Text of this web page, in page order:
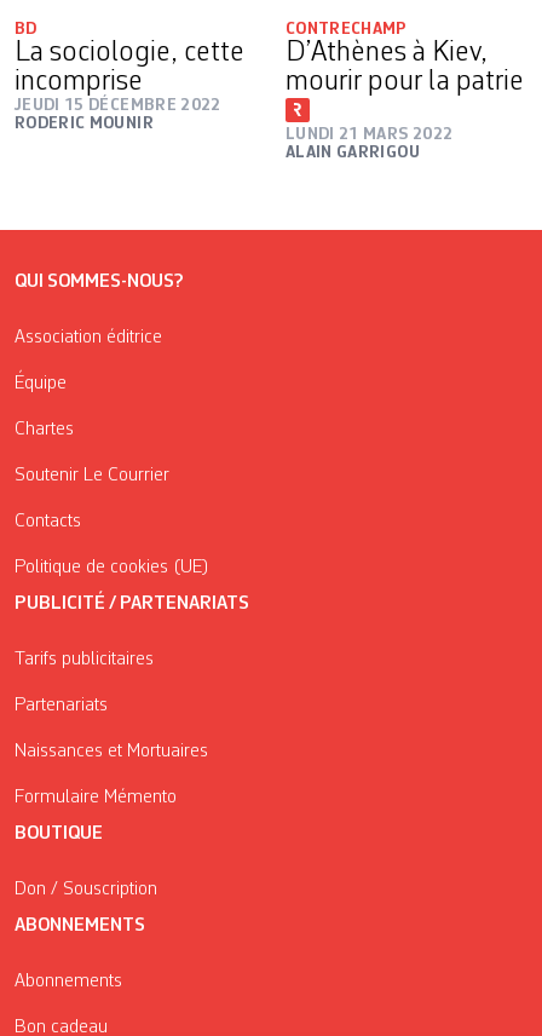
BD
La sociologie, cette
incomprise
JEUDI 15 DÉCEMBRE 2022
RODERIC MOUNIR
CONTRECHAMP
D’Athènes à Kiev,
mourir pour la patrie
LUNDI 21 MARS 2022
ALAIN GARRIGOU
QUI SOMMES-NOUS?
Association éditrice
Équipe
Chartes
Soutenir Le Courrier
Contacts
Politique de cookies (UE)
PUBLICITÉ / PARTENARIATS
Tarifs publicitaires
Partenariats
Naissances et Mortuaires
Formulaire Mémento
BOUTIQUE
Don / Souscription
ABONNEMENTS
Abonnements
Bon cadeau